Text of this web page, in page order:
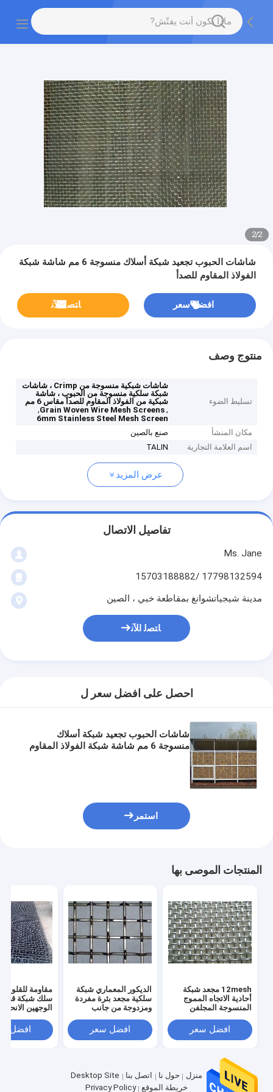
2
/
2
شاشات الحبوب تجعيد شبكة أسلاك منسوجة 6 مم شاشة شبكة
الفولاذ المقاوم للصدأ
افضل سعر ﺎﺘﺼﻟ ﺍﻶﻧ
منتوج وصف
تسليط الضوء
شاشات شبكية منسوجة من Crimp ، شاشات
شبكة سلكية منسوجة من الحبوب ، شاشة
شبكية من الفولاذ المقاوم للصدأ مقاس 6 مم
,
Grain Woven Wire Mesh Screens
,
6mm Stainless Steel Mesh Screen
مكان المنشأ
صنع بالصين
اسم العلامة التجارية
TALIN
عرض المزيد
تفاصيل الاتصال
Ms. Jane
17798132594 /15703188882
مدينة شيجياتشوانغ بمقاطعة خبي ، الصين
ﺎﺘﺼﻟ ﺍﻶﻧ
احصل على افضل سعر ل
شاشات الحبوب تجعيد شبكة أسلاك
منسوجة 6 مم شاشة شبكة الفولاذ المقاوم
استمر
المنتجات الموصى بها
12mesh مجعد شبكة
أحادية الاتجاه المموج
المنسوجة المجلفن
افضل سعر
الديكور المعماري شبكة
سلكية مجعد بثرة مفردة
ومزدوجة من جانب
افضل سعر
مقاومة للقلويات
سلك شبكة
الوجهين
افضل
منزل حول نا اتصل بنا
Desktop Site
خريطة الموقع
Privacy Policy